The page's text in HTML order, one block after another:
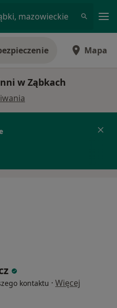
mazowieckie
Mapa
w Ząbkach
kontaktu · Więcej